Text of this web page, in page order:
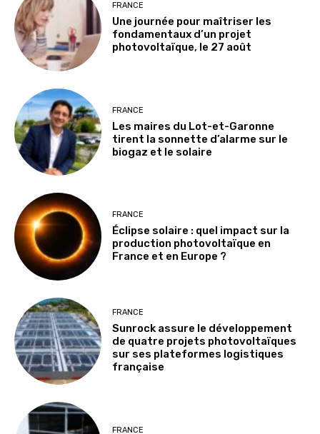
FRANCE
Une journée pour maîtriser les
fondamentaux d’un projet
photovoltaïque, le 27 août
FRANCE
Les maires du Lot-et-Garonne
tirent la sonnette d’alarme sur le
biogaz et le solaire
FRANCE
Éclipse solaire : quel impact sur la
production photovoltaïque en
France et en Europe ?
FRANCE
Sunrock assure le développement
de quatre projets photovoltaïques
sur ses plateformes logistiques
française
FRANCE